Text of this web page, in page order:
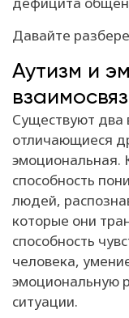
Давайте
Аутизм и
Существуют два
отличающиеся
эмоциональная.
способность
людей,
которые они
способность
человека,
эмоциональную
ситуации.